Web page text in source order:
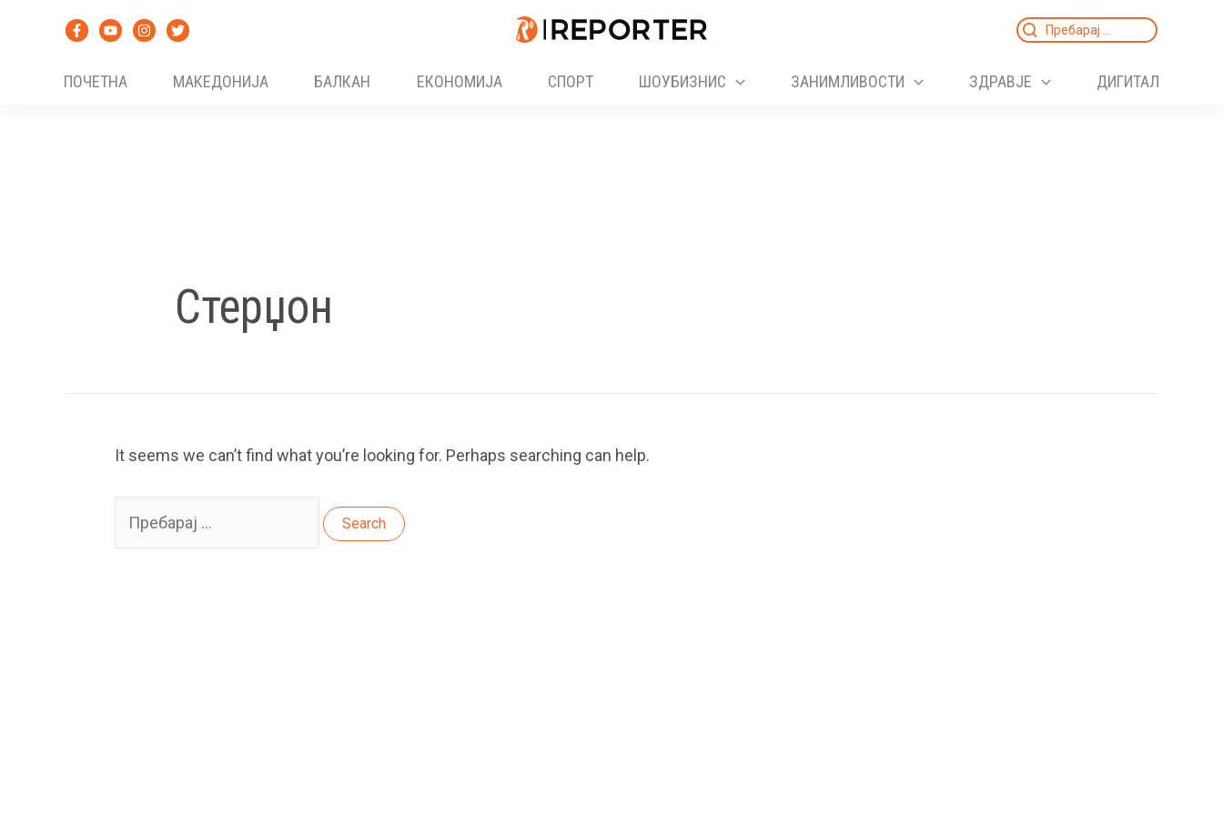
Search
ПОЧЕТНА
МАКЕДОНИЈА БАЛКАН ЕКОНОМИЈА СПОРТ ШОУБИЗНИС ЗАНИМЛИВОСТИ ЗДРАВЈЕ ДИГИТАЛ
Стерџон
It seems we can’t find what you’re looking for. Perhaps searching can help.
for: